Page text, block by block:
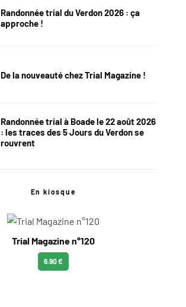
Randonnée trial du Verdon 2026 : ça
approche !
De la nouveauté chez Trial Magazine !
Randonnée trial à Boade le 22 août 2026
: les traces des 5 Jours du Verdon se
rouvrent
En kiosque
Trial Magazine n°120
6.90 €